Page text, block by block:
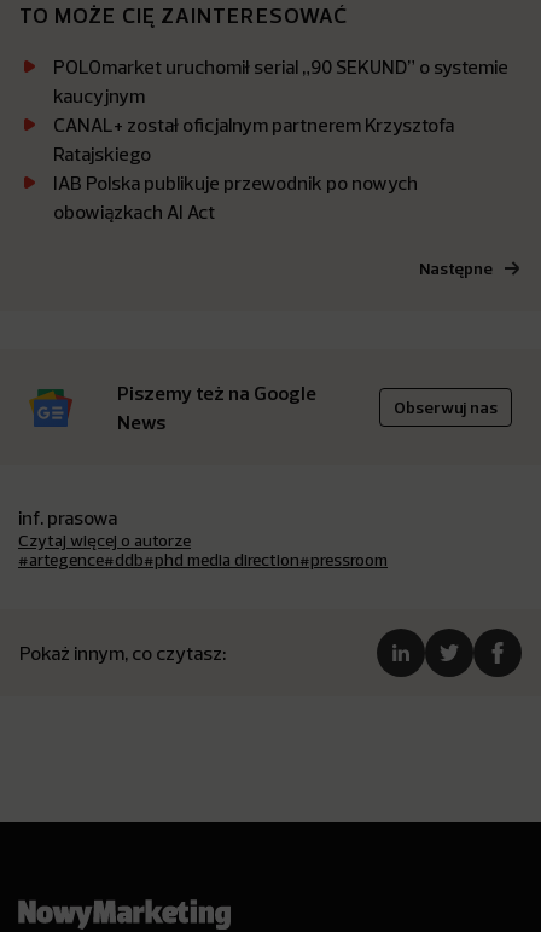
TO MOŻE CIĘ ZAINTERESOWAĆ
POLOmarket uruchomił serial „90 SEKUND” o systemie
kaucyjnym
CANAL+ został oficjalnym partnerem Krzysztofa
Ratajskiego
IAB Polska publikuje przewodnik po nowych
obowiązkach AI Act
Następne
Piszemy też na Google
News
Obserwuj nas
inf. prasowa
Czytaj więcej o autorze
#artegence#ddb#phd media direction#pressroom
Pokaż innym, co czytasz: